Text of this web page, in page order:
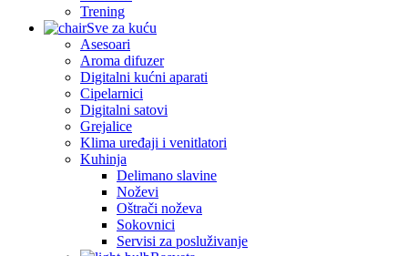
Trening
Sve za kuću
Asesoari
Aroma difuzer
Digitalni kućni aparati
Cipelarnici
Digitalni satovi
Grejalice
Klima uređaji i venitlatori
Kuhinja
Delimano slavine
Noževi
Oštrači noževa
Sokovnici
Servisi za posluživanje